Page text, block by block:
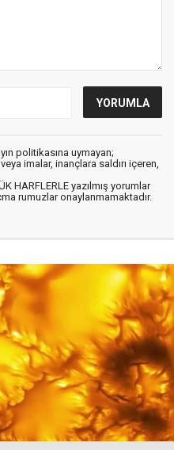
politikasına uymayan;
imalar, inançlara saldırı içeren,
HARFLERLE yazılmış yorumlar
rumuzlar onaylanmamaktadır.